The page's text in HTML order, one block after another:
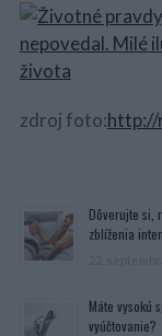
zdroj foto:http://
Dôverujte si,
zblíženia
Máte vysokú
vyúčtovanie?